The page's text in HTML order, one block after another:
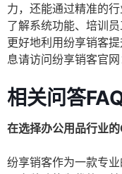
力，还能通过精准的
了解系统功能、培训
更好地利用纷享销客
息请访问纷享销客官网
相关问答
在选择办公用品行业
纷享销客作为一款专